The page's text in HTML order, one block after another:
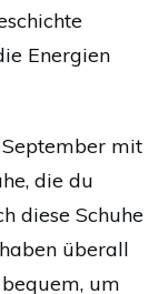
Energien
mit
die du
diese Schuhe
überall
um